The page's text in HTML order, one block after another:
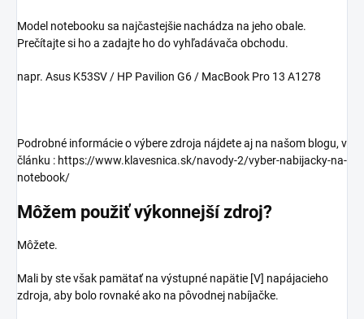
Model notebooku sa najčastejšie nachádza na jeho obale.
Prečítajte si ho a zadajte ho do vyhľadávača obchodu.
napr. Asus K53SV / HP Pavilion G6 / MacBook Pro 13 A1278
Podrobné informácie o výbere zdroja nájdete aj na našom blogu, v
článku : https://www.klavesnica.sk/navody-2/vyber-nabijacky-na-
notebook/
Môžem použiť výkonnejší zdroj?
Môžete.
Mali by ste však pamätať na výstupné napätie [V] napájacieho
zdroja, aby bolo rovnaké ako na pôvodnej nabíjačke.